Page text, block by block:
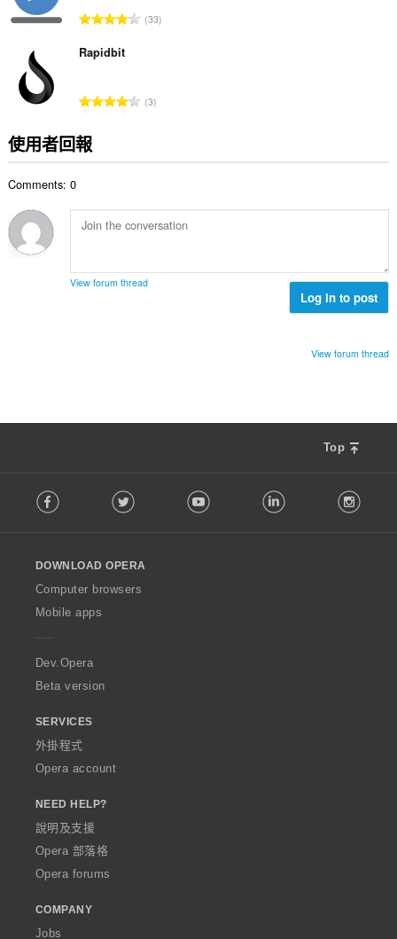
數
評
數
33
Rapidbit
評
:
3
使用者回報
Comments: 0
View forum thread
Log in to post
View forum thread
Top
o
w
O
p
a
Facebook Twitter Youtube LinkedIn
DOWNLOAD OPERA
Computer browsers
Mobile apps
Dev.Opera
Beta version
SERVICES
外掛程式
Opera account
NEED HELP?
說明及支援
Opera 部落格
Opera forums
COMPANY
Jobs